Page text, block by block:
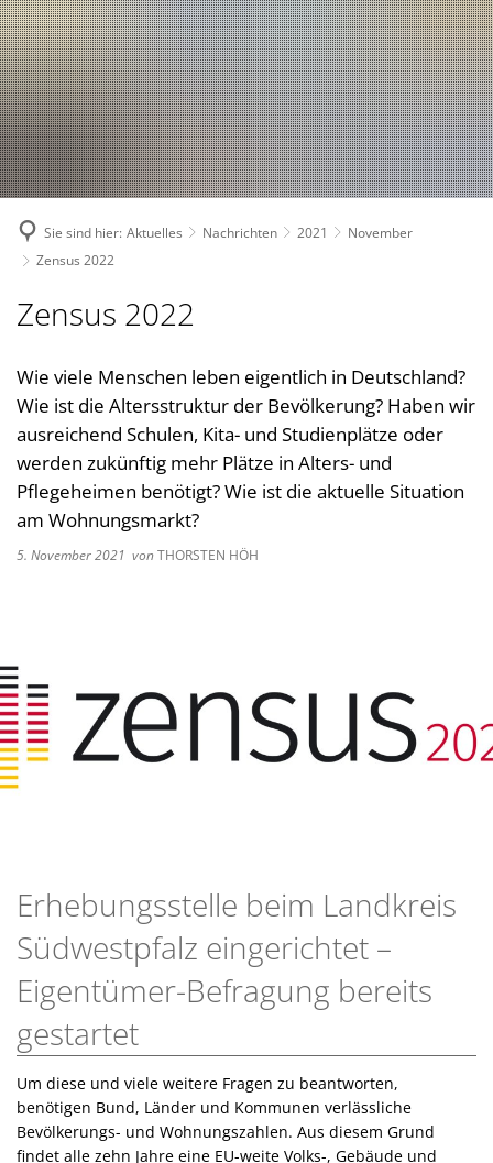
Bekanntmachungen, (Stellen-)Ausschreibungen
Nachrichten
Bürgerservice
Verwaltungsleistungen nach Lebenslagen
Verwaltungsleistungen von A-Z
Online Dienste
Abteilungen
Standorte
Arbeitsgemeinschaft Teilhabe
Behindertenbeauftragte
Gleichstellung im Landkreis
Kultur im Landkreis
Öffnungszeiten
Landkreis
Politik
Landrätin
1. Kreisbeigeordnete
2. Kreisbeigeordneter
3. Kreisbeigeordneter
Über den Landkreis
Geschichte des Landkreises
Kreiswappen
Kreiskarte
Kreishandbuch
Suche
Sie sind hier: Aktuelles Nachrichten 2021
November
Zensus 2022
Zensus 2022
Wie viele Menschen leben eigentlich in Deutschland?
Wie ist die Altersstruktur der Bevölkerung? Haben wir
ausreichend Schulen, Kita- und Studienplätze oder
werden zukünftig mehr Plätze in Alters- und
Pflegeheimen benötigt? Wie ist die aktuelle Situation
am Wohnungsmarkt?
5. November 2021 vonTHORSTEN HÖH
Erhebungsstelle beim Landkreis
Südwestpfalz eingerichtet –
Eigentümer-Befragung bereits
gestartet
Um diese und viele weitere Fragen zu beantworten,
benötigen Bund, Länder und Kommunen verlässliche
Bevölkerungs- und Wohnungszahlen. Aus diesem Grund
findet alle zehn Jahre eine EU-weite Volks-, Gebäude und